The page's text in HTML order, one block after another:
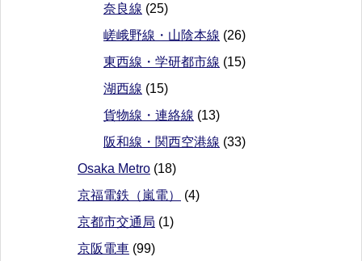
奈良線 (25)
嵯峨野線・山陰本線 (26)
東西線・学研都市線 (15)
湖西線 (15)
貨物線・連絡線 (13)
阪和線・関西空港線 (33)
Osaka Metro (18)
京福電鉄（嵐電）
(4)
京都市交通局 (1)
京阪電車 (99)